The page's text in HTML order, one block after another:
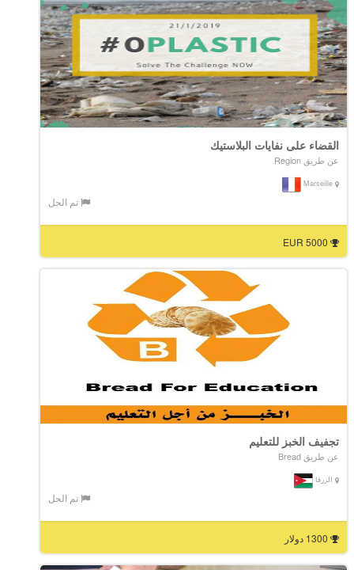
القضاء على نفايات البلاستيك
عن طريق Region
Marseille
تم الحل
5000 EUR
تجفيف الخبز للتعليم
عن طريق Bread
الزرقا
تم الحل
1300 دولار